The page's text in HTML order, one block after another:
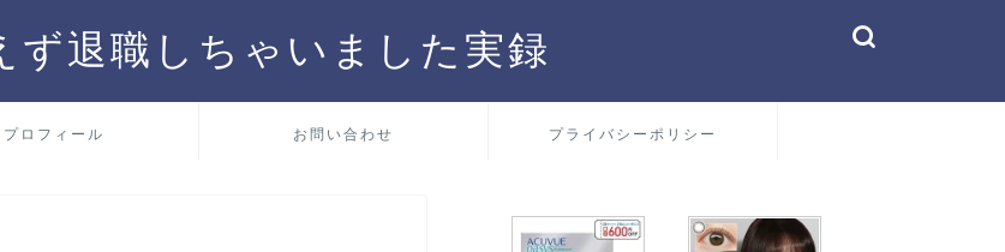
ず退職しちゃいました実録
プロフィール お問い合わせ プライバシーポリシー